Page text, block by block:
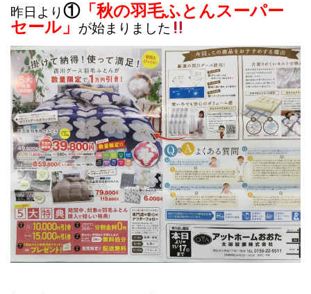
昨日より①「秋の羽毛ふとんスーパー
セール」
が始まりました